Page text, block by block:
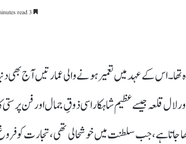
اس کے عہد میں تعمیر ہونے والی عمارتیں آج بھی
قلعہ جیسے عظیم شاہکار اسی ذوقِ جمال اور فن پرستی
جاتا ہے، جب سلطنت میں خوشحالی تھی، تجارت کو